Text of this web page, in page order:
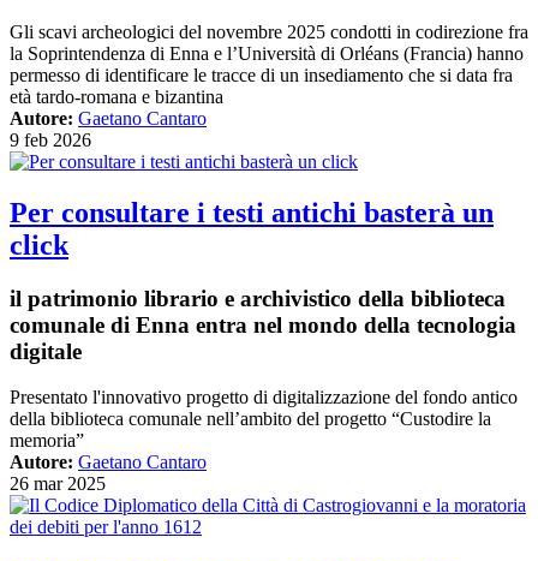
Gli scavi archeologici del novembre 2025 condotti in codirezione fra
la Soprintendenza di Enna e l’Università di Orléans (Francia) hanno
permesso di identificare le tracce di un insediamento che si data fra
età tardo-romana e bizantina
Autore: Gaetano Cantaro
9 feb 2026
Per consultare i testi antichi basterà un
click
il patrimonio librario e archivistico della biblioteca
comunale di Enna entra nel mondo della tecnologia
digitale
Presentato l'innovativo progetto di digitalizzazione del fondo antico
della biblioteca comunale nell’ambito del progetto “Custodire la
memoria”
Autore: Gaetano Cantaro
26 mar 2025